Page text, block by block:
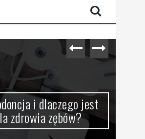
i dlaczego jest
zdrowia zębów?